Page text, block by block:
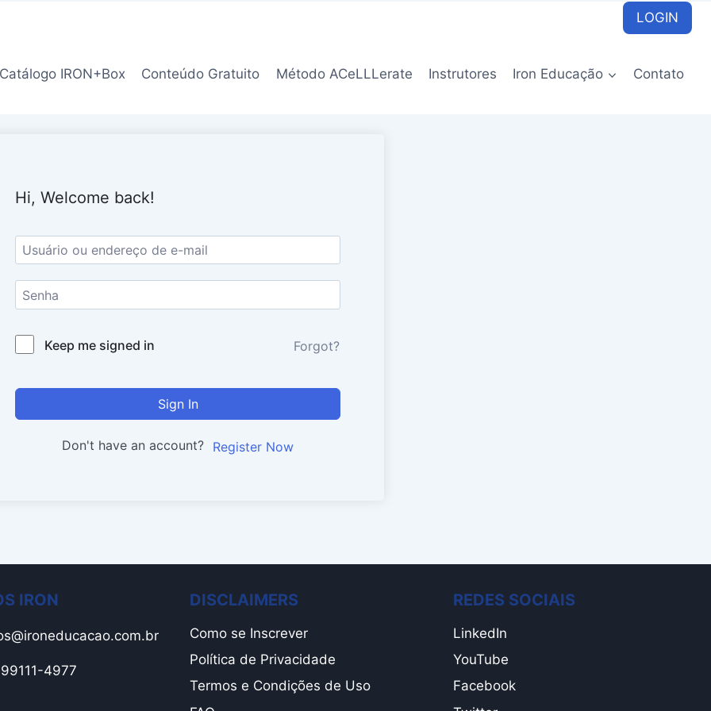
LOGIN
Catálogo IRON+Box Conteúdo Gratuito Método ACeLLLerate Instrutores Iron Educação Contato
Hi, Welcome back!
Keep me signed in Forgot?
Sign In
Don't have an account? Register Now
IRON
4977
DISCLAIMERS
Como se Inscrever
Política de Privacidade
Termos e Condições de Uso
REDES SOCIAIS
LinkedIn
YouTube
Facebook